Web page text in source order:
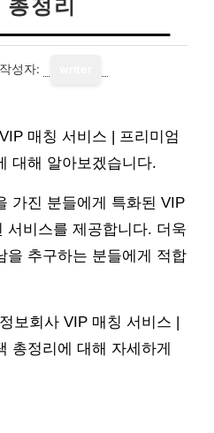
정리
작성자:
매칭 서비스 | 프리미엄
대해 알아보겠습니다.
가진 분들에게 특화된 VIP
서비스를 제공합니다. 더욱
을 추구하는 분들에게 적합
보회사 VIP 매칭 서비스 |
총정리에 대해 자세하게